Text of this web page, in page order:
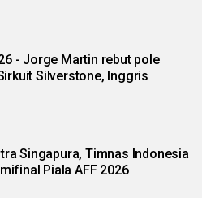
- Jorge Martin rebut pole
di Sirkuit Silverstone, Inggris
Singapura, Timnas Indonesia
Piala AFF 2026